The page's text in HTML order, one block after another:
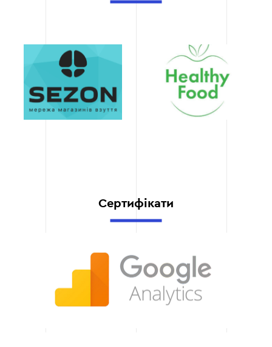
Гнучкість та
масштабованість
Наші рішення
Швидка реалізація
команді ми розробляємо
сайти швидко та якісно,
дотримуючись
обумовлених термінів.
Сертифікати